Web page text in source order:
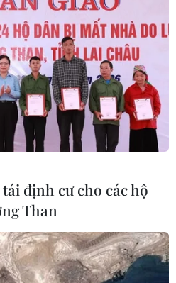
định cư cho các hộ
Than